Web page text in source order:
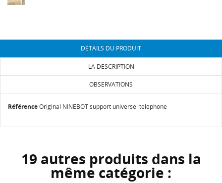
DÉTAILS DU PRODUIT
LA DESCRIPTION
OBSERVATIONS
RéférenceOriginal NINEBOT support universel téléphone
19 autres produits dans la
même catégorie :